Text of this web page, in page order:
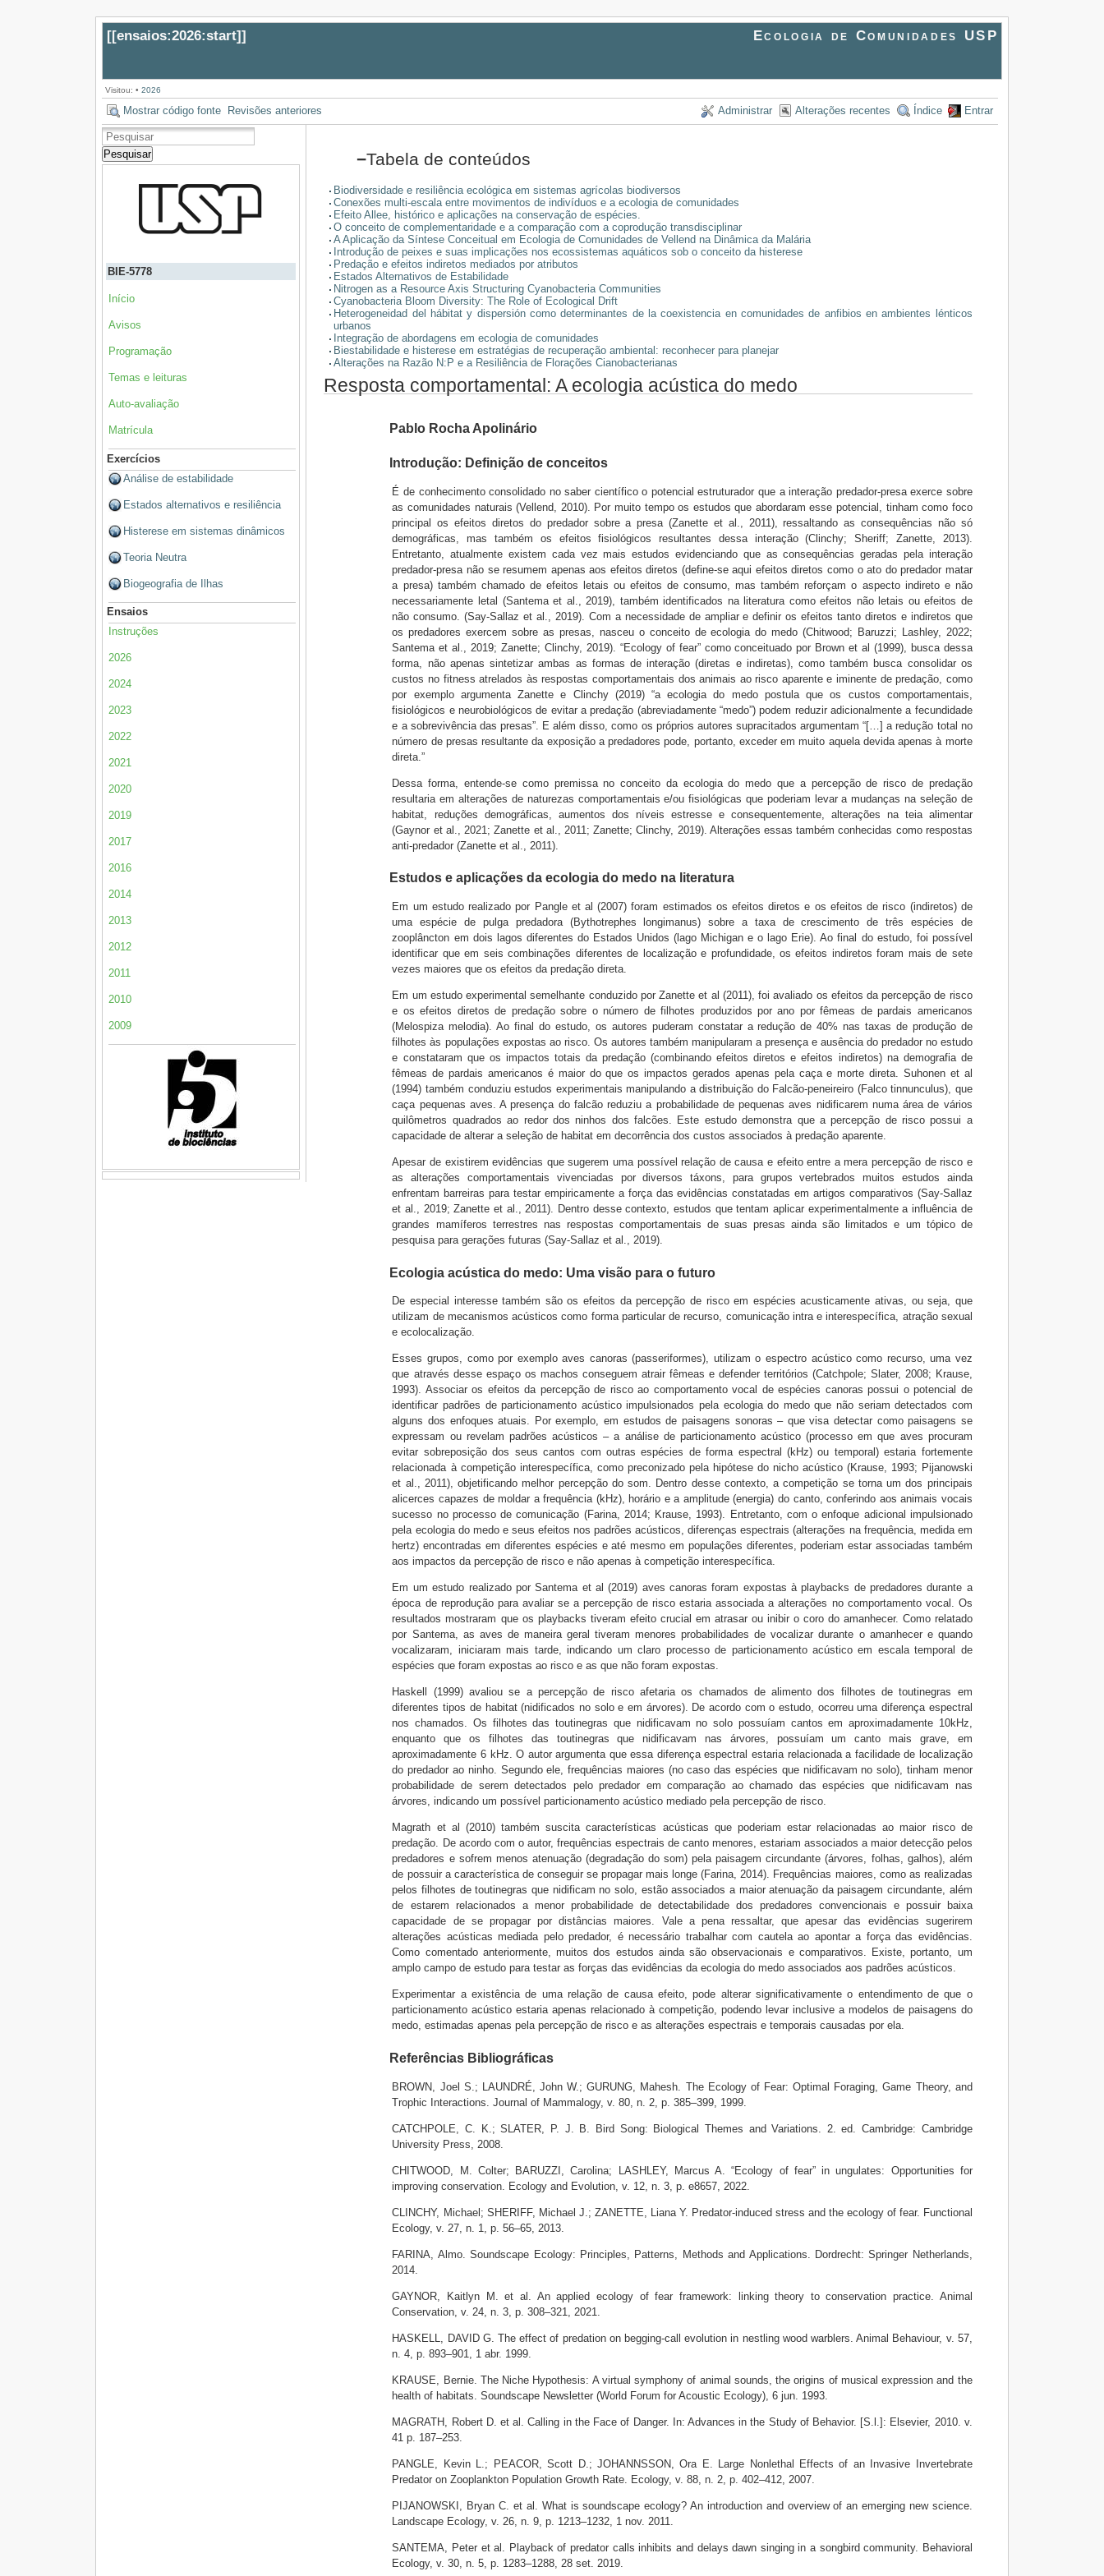
[[ensaios:2026:start]] Ecologia de Comunidades USP
Visitou: • 2026
Mostrar código fonte Revisões anteriores Administrar Alterações recentes Índice Entrar
Pesquisar
BIE-5778
Início
Avisos
Programação
Temas e leituras
Auto-avaliação
Matrícula
Exercícios
Análise de estabilidade
Estados alternativos e resiliência
Histerese em sistemas dinâmicos
Teoria Neutra
Biogeografia de Ilhas
Ensaios
Instruções
2026
2024
2023
2022
2021
2020
2019
2017
2016
2014
2013
2012
2011
2010
2009
−Tabela de conteúdos
Biodiversidade e resiliência ecológica em sistemas agrícolas biodiversos
Conexões multi-escala entre movimentos de indivíduos e a ecologia de comunidades
Efeito Allee, histórico e aplicações na conservação de espécies.
O conceito de complementaridade e a comparação com a coprodução transdisciplinar
A Aplicação da Síntese Conceitual em Ecologia de Comunidades de Vellend na Dinâmica da Malária
Introdução de peixes e suas implicações nos ecossistemas aquáticos sob o conceito da histerese
Predação e efeitos indiretos mediados por atributos
Estados Alternativos de Estabilidade
Nitrogen as a Resource Axis Structuring Cyanobacteria Communities
Cyanobacteria Bloom Diversity: The Role of Ecological Drift
Heterogeneidad del hábitat y dispersión como determinantes de la coexistencia en comunidades de anfibios en ambientes lénticos
urbanos
Integração de abordagens em ecologia de comunidades
Biestabilidade e histerese em estratégias de recuperação ambiental: reconhecer para planejar
Alterações na Razão N:P e a Resiliência de Florações Cianobacterianas
Resposta comportamental: A ecologia acústica do medo
Pablo Rocha Apolinário
Introdução: Definição de conceitos
É de conhecimento consolidado no saber científico o potencial estruturador que a interação predador-presa exerce sobre
as comunidades naturais (Vellend, 2010). Por muito tempo os estudos que abordaram esse potencial, tinham como foco
principal os efeitos diretos do predador sobre a presa (Zanette et al., 2011), ressaltando as consequências não só
demográficas, mas também os efeitos fisiológicos resultantes dessa interação (Clinchy; Sheriff; Zanette, 2013).
Entretanto, atualmente existem cada vez mais estudos evidenciando que as consequências geradas pela interação
predador-presa não se resumem apenas aos efeitos diretos (define-se aqui efeitos diretos como o ato do predador matar
a presa) também chamado de efeitos letais ou efeitos de consumo, mas também reforçam o aspecto indireto e não
necessariamente letal (Santema et al., 2019), também identificados na literatura como efeitos não letais ou efeitos de
não consumo. (Say-Sallaz et al., 2019). Com a necessidade de ampliar e definir os efeitos tanto diretos e indiretos que
os predadores exercem sobre as presas, nasceu o conceito de ecologia do medo (Chitwood; Baruzzi; Lashley, 2022;
Santema et al., 2019; Zanette; Clinchy, 2019). “Ecology of fear” como conceituado por Brown et al (1999), busca dessa
forma, não apenas sintetizar ambas as formas de interação (diretas e indiretas), como também busca consolidar os
custos no fitness atrelados às respostas comportamentais dos animais ao risco aparente e iminente de predação, como
por exemplo argumenta Zanette e Clinchy (2019) “a ecologia do medo postula que os custos comportamentais,
fisiológicos e neurobiológicos de evitar a predação (abreviadamente “medo”) podem reduzir adicionalmente a fecundidade
e a sobrevivência das presas”. E além disso, como os próprios autores supracitados argumentam “[…] a redução total no
número de presas resultante da exposição a predadores pode, portanto, exceder em muito aquela devida apenas à morte
direta.”
Dessa forma, entende-se como premissa no conceito da ecologia do medo que a percepção de risco de predação
resultaria em alterações de naturezas comportamentais e/ou fisiológicas que poderiam levar a mudanças na seleção de
habitat, reduções demográficas, aumentos dos níveis estresse e consequentemente, alterações na teia alimentar
(Gaynor et al., 2021; Zanette et al., 2011; Zanette; Clinchy, 2019). Alterações essas também conhecidas como respostas
anti-predador (Zanette et al., 2011).
Estudos e aplicações da ecologia do medo na literatura
Em um estudo realizado por Pangle et al (2007) foram estimados os efeitos diretos e os efeitos de risco (indiretos) de
uma espécie de pulga predadora (Bythotrephes longimanus) sobre a taxa de crescimento de três espécies de
zooplâncton em dois lagos diferentes do Estados Unidos (lago Michigan e o lago Erie). Ao final do estudo, foi possível
identificar que em seis combinações diferentes de localização e profundidade, os efeitos indiretos foram mais de sete
vezes maiores que os efeitos da predação direta.
Em um estudo experimental semelhante conduzido por Zanette et al (2011), foi avaliado os efeitos da percepção de risco
e os efeitos diretos de predação sobre o número de filhotes produzidos por ano por fêmeas de pardais americanos
(Melospiza melodia). Ao final do estudo, os autores puderam constatar a redução de 40% nas taxas de produção de
filhotes às populações expostas ao risco. Os autores também manipularam a presença e ausência do predador no estudo
e constataram que os impactos totais da predação (combinando efeitos diretos e efeitos indiretos) na demografia de
fêmeas de pardais americanos é maior do que os impactos gerados apenas pela caça e morte direta. Suhonen et al
(1994) também conduziu estudos experimentais manipulando a distribuição do Falcão-peneireiro (Falco tinnunculus), que
caça pequenas aves. A presença do falcão reduziu a probabilidade de pequenas aves nidificarem numa área de vários
quilômetros quadrados ao redor dos ninhos dos falcões. Este estudo demonstra que a percepção de risco possui a
capacidade de alterar a seleção de habitat em decorrência dos custos associados à predação aparente.
Apesar de existirem evidências que sugerem uma possível relação de causa e efeito entre a mera percepção de risco e
as alterações comportamentais vivenciadas por diversos táxons, para grupos vertebrados muitos estudos ainda
enfrentam barreiras para testar empiricamente a força das evidências constatadas em artigos comparativos (Say-Sallaz
et al., 2019; Zanette et al., 2011). Dentro desse contexto, estudos que tentam aplicar experimentalmente a influência de
grandes mamíferos terrestres nas respostas comportamentais de suas presas ainda são limitados e um tópico de
pesquisa para gerações futuras (Say-Sallaz et al., 2019).
Ecologia acústica do medo: Uma visão para o futuro
De especial interesse também são os efeitos da percepção de risco em espécies acusticamente ativas, ou seja, que
utilizam de mecanismos acústicos como forma particular de recurso, comunicação intra e interespecífica, atração sexual
e ecolocalização.
Esses grupos, como por exemplo aves canoras (passeriformes), utilizam o espectro acústico como recurso, uma vez
que através desse espaço os machos conseguem atrair fêmeas e defender territórios (Catchpole; Slater, 2008; Krause,
1993). Associar os efeitos da percepção de risco ao comportamento vocal de espécies canoras possui o potencial de
identificar padrões de particionamento acústico impulsionados pela ecologia do medo que não seriam detectados com
alguns dos enfoques atuais. Por exemplo, em estudos de paisagens sonoras – que visa detectar como paisagens se
expressam ou revelam padrões acústicos – a análise de particionamento acústico (processo em que aves procuram
evitar sobreposição dos seus cantos com outras espécies de forma espectral (kHz) ou temporal) estaria fortemente
relacionada à competição interespecífica, como preconizado pela hipótese do nicho acústico (Krause, 1993; Pijanowski
et al., 2011), objetificando melhor percepção do som. Dentro desse contexto, a competição se torna um dos principais
alicerces capazes de moldar a frequência (kHz), horário e a amplitude (energia) do canto, conferindo aos animais vocais
sucesso no processo de comunicação (Farina, 2014; Krause, 1993). Entretanto, com o enfoque adicional impulsionado
pela ecologia do medo e seus efeitos nos padrões acústicos, diferenças espectrais (alterações na frequência, medida em
hertz) encontradas em diferentes espécies e até mesmo em populações diferentes, poderiam estar associadas também
aos impactos da percepção de risco e não apenas à competição interespecífica.
Em um estudo realizado por Santema et al (2019) aves canoras foram expostas à playbacks de predadores durante a
época de reprodução para avaliar se a percepção de risco estaria associada a alterações no comportamento vocal. Os
resultados mostraram que os playbacks tiveram efeito crucial em atrasar ou inibir o coro do amanhecer. Como relatado
por Santema, as aves de maneira geral tiveram menores probabilidades de vocalizar durante o amanhecer e quando
vocalizaram, iniciaram mais tarde, indicando um claro processo de particionamento acústico em escala temporal de
espécies que foram expostas ao risco e as que não foram expostas.
Haskell (1999) avaliou se a percepção de risco afetaria os chamados de alimento dos filhotes de toutinegras em
diferentes tipos de habitat (nidificados no solo e em árvores). De acordo com o estudo, ocorreu uma diferença espectral
nos chamados. Os filhotes das toutinegras que nidificavam no solo possuíam cantos em aproximadamente 10kHz,
enquanto que os filhotes das toutinegras que nidificavam nas árvores, possuíam um canto mais grave, em
aproximadamente 6 kHz. O autor argumenta que essa diferença espectral estaria relacionada a facilidade de localização
do predador ao ninho. Segundo ele, frequências maiores (no caso das espécies que nidificavam no solo), tinham menor
probabilidade de serem detectados pelo predador em comparação ao chamado das espécies que nidificavam nas
árvores, indicando um possível particionamento acústico mediado pela percepção de risco.
Magrath et al (2010) também suscita características acústicas que poderiam estar relacionadas ao maior risco de
predação. De acordo com o autor, frequências espectrais de canto menores, estariam associados a maior detecção pelos
predadores e sofrem menos atenuação (degradação do som) pela paisagem circundante (árvores, folhas, galhos), além
de possuir a característica de conseguir se propagar mais longe (Farina, 2014). Frequências maiores, como as realizadas
pelos filhotes de toutinegras que nidificam no solo, estão associados a maior atenuação da paisagem circundante, além
de estarem relacionados a menor probabilidade de detectabilidade dos predadores convencionais e possuir baixa
capacidade de se propagar por distâncias maiores. Vale a pena ressaltar, que apesar das evidências sugerirem
alterações acústicas mediada pelo predador, é necessário trabalhar com cautela ao apontar a força das evidências.
Como comentado anteriormente, muitos dos estudos ainda são observacionais e comparativos. Existe, portanto, um
amplo campo de estudo para testar as forças das evidências da ecologia do medo associados aos padrões acústicos.
Experimentar a existência de uma relação de causa efeito, pode alterar significativamente o entendimento de que o
particionamento acústico estaria apenas relacionado à competição, podendo levar inclusive a modelos de paisagens do
medo, estimadas apenas pela percepção de risco e as alterações espectrais e temporais causadas por ela.
Referências Bibliográficas
BROWN, Joel S.; LAUNDRÉ, John W.; GURUNG, Mahesh. The Ecology of Fear: Optimal Foraging, Game Theory, and
Trophic Interactions. Journal of Mammalogy, v. 80, n. 2, p. 385–399, 1999.
CATCHPOLE, C. K.; SLATER, P. J. B. Bird Song: Biological Themes and Variations. 2. ed. Cambridge: Cambridge
University Press, 2008.
CHITWOOD, M. Colter; BARUZZI, Carolina; LASHLEY, Marcus A. “Ecology of fear” in ungulates: Opportunities for
improving conservation. Ecology and Evolution, v. 12, n. 3, p. e8657, 2022.
CLINCHY, Michael; SHERIFF, Michael J.; ZANETTE, Liana Y. Predator-induced stress and the ecology of fear. Functional
Ecology, v. 27, n. 1, p. 56–65, 2013.
FARINA, Almo. Soundscape Ecology: Principles, Patterns, Methods and Applications. Dordrecht: Springer Netherlands,
2014.
GAYNOR, Kaitlyn M. et al. An applied ecology of fear framework: linking theory to conservation practice. Animal
Conservation, v. 24, n. 3, p. 308–321, 2021.
HASKELL, DAVID G. The effect of predation on begging-call evolution in nestling wood warblers. Animal Behaviour, v. 57,
n. 4, p. 893–901, 1 abr. 1999.
KRAUSE, Bernie. The Niche Hypothesis: A virtual symphony of animal sounds, the origins of musical expression and the
health of habitats. Soundscape Newsletter (World Forum for Acoustic Ecology), 6 jun. 1993.
MAGRATH, Robert D. et al. Calling in the Face of Danger. In: Advances in the Study of Behavior. [S.l.]: Elsevier, 2010. v.
41 p. 187–253.
PANGLE, Kevin L.; PEACOR, Scott D.; JOHANNSSON, Ora E. Large Nonlethal Effects of an Invasive Invertebrate
Predator on Zooplankton Population Growth Rate. Ecology, v. 88, n. 2, p. 402–412, 2007.
PIJANOWSKI, Bryan C. et al. What is soundscape ecology? An introduction and overview of an emerging new science.
Landscape Ecology, v. 26, n. 9, p. 1213–1232, 1 nov. 2011.
SANTEMA, Peter et al. Playback of predator calls inhibits and delays dawn singing in a songbird community. Behavioral
Ecology, v. 30, n. 5, p. 1283–1288, 28 set. 2019.